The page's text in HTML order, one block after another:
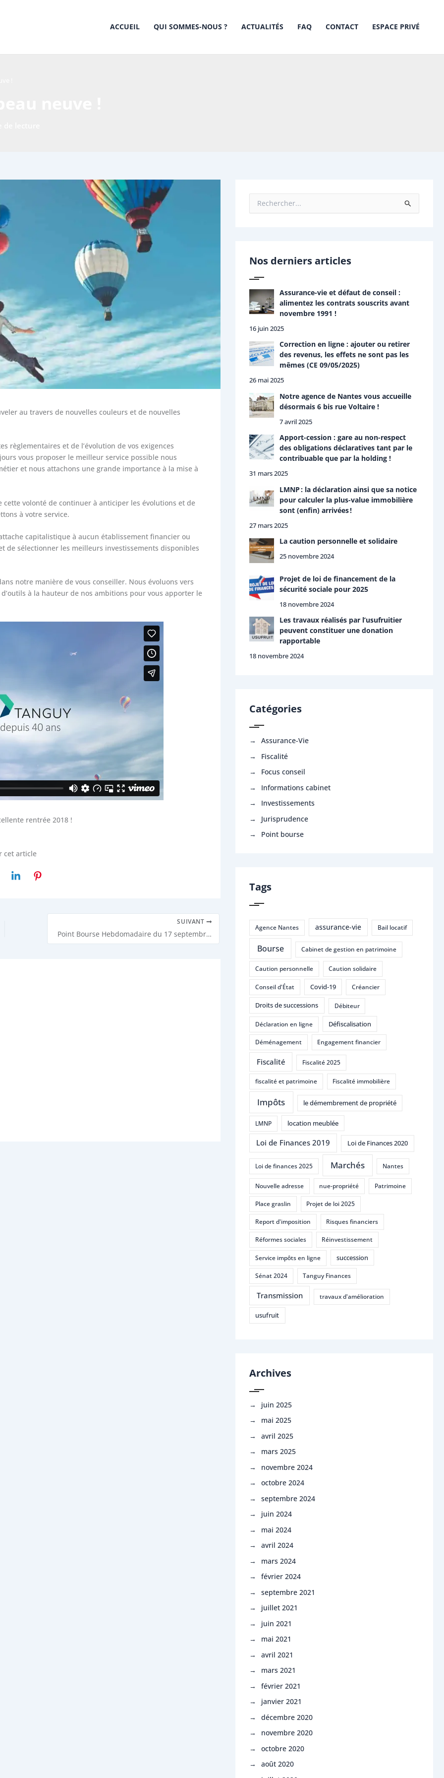
ACCUEIL QUI SOMMES-NOUS ? ACTUALITÉS FAQ CONTACT ESPACE PRIVÉ
au travers de nouvelles couleurs et de nouvelles
règlementaires et de l’évolution de vos exigences
vous proposer le meilleur service possible nous
et nous attachons une grande importance à la mise à
volonté de continuer à anticiper les évolutions et de
à votre service.
capitalistique à aucun établissement financier ou
de sélectionner les meilleurs investissements disponibles
notre manière de vous conseiller. Nous évoluons vers
à la hauteur de nos ambitions pour vous apporter le
rentrée 2018 !
cet article
SUIVANT
Point Bourse Hebdomadaire du 17 septembre 2018 : Les banques centrales rassurent
e
c
e
r
:
Nos derniers articles
Assurance-vie et défaut de conseil :
alimentez les contrats souscrits avant
novembre 1991 !
16 juin 2025
Correction en ligne : ajouter ou retirer
des revenus, les effets ne sont pas les
mêmes (CE 09/05/2025)
26 mai 2025
Notre agence de Nantes vous accueille
désormais 6 bis rue Voltaire !
7 avril 2025
Apport-cession : gare au non-respect
des obligations déclaratives tant par le
contribuable que par la holding !
31 mars 2025
LMNP : la déclaration ainsi que sa notice
pour calculer la plus-value immobilière
sont (enfin) arrivées !
27 mars 2025
La caution personnelle et solidaire
25 novembre 2024
Projet de loi de financement de la
sécurité sociale pour 2025
18 novembre 2024
Les travaux réalisés par l’usufruitier
peuvent constituer une donation
rapportable
18 novembre 2024
Catégories
Assurance-Vie
Fiscalité
Focus conseil
Informations cabinet
Investissements
Jurisprudence
Point bourse
Tags
Agence Nantes assurance-vie Bail locatif
Bourse Cabinet de gestion en patrimoine
Caution personnelle Caution solidaire
Conseil d'État Covid-19 Créancier
Droits de successions Débiteur
Déclaration en ligne Défiscalisation
Déménagement Engagement financier
Fiscalité Fiscalité 2025
fiscalité et patrimoine Fiscalité immobilière
Impôts le démembrement de propriété
LMNP location meublée
Loi de Finances 2019 Loi de Finances 2020
Loi de finances 2025 Marchés Nantes
Nouvelle adresse nue-propriété Patrimoine
Place graslin Projet de loi 2025
Report d'imposition Risques financiers
Réformes sociales Réinvestissement
Service impôts en ligne succession
Sénat 2024 Tanguy Finances
Transmission travaux d'amélioration
usufruit
Archives
juin 2025
mai 2025
avril 2025
mars 2025
novembre 2024
octobre 2024
septembre 2024
juin 2024
mai 2024
avril 2024
mars 2024
février 2024
septembre 2021
juillet 2021
juin 2021
mai 2021
avril 2021
mars 2021
février 2021
janvier 2021
décembre 2020
novembre 2020
octobre 2020
août 2020